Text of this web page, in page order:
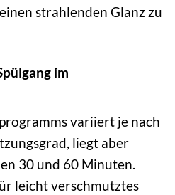
strahlenden Glanz zu
im
variiert je nach
liegt aber
30 und 60 Minuten.
leicht verschmutztes